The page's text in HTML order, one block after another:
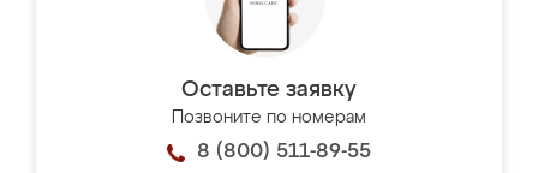
Оставьте заявку
Позвоните по номерам
8 (800) 511-89-55